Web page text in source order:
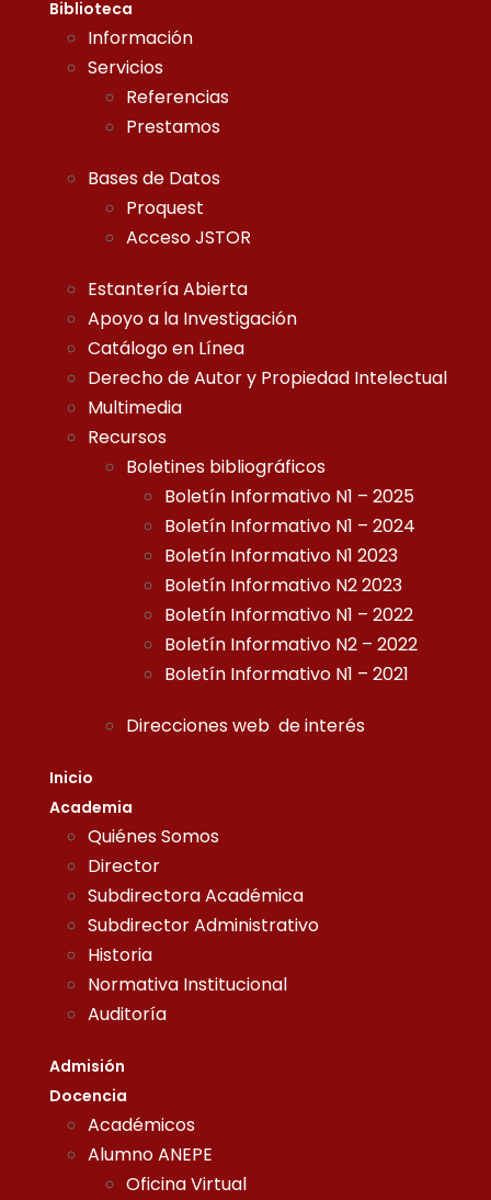
Biblioteca
Información
Servicios
Referencias
Prestamos
Bases de Datos
Proquest
Acceso JSTOR
Estantería Abierta
Apoyo a la Investigación
Catálogo en Línea
Derecho de Autor y Propiedad Intelectual
Multimedia
Recursos
Boletines bibliográficos
Boletín Informativo N1 – 2025
Boletín Informativo N1 – 2024
Boletín Informativo N1 2023
Boletín Informativo N2 2023
Boletín Informativo N1 – 2022
Boletín Informativo N2 – 2022
Boletín Informativo N1 – 2021
Direcciones web de interés
Inicio
Academia
Quiénes Somos
Director
Subdirectora Académica
Subdirector Administrativo
Historia
Normativa Institucional
Auditoría
Admisión
Docencia
Académicos
Alumno ANEPE
Oficina Virtual